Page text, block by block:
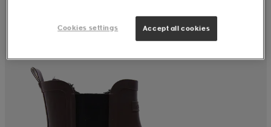
Cookies settings Accept all cookies